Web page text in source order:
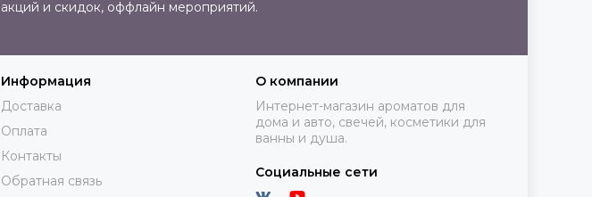
акций и скидок, оффлайн мероприятий.
Информация
Доставка
Оплата
Контакты
Обратная связь
О компании
Интернет-магазин ароматов для
дома и авто, свечей, косметики для
ванны и душа.
Социальные сети